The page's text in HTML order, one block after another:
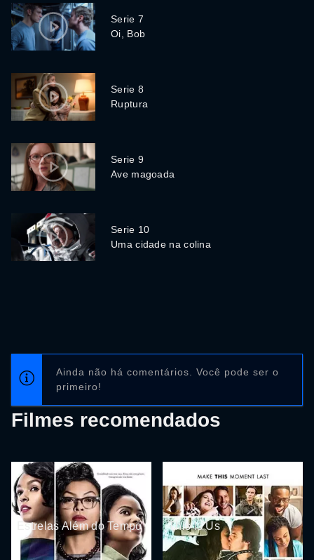
Serie 7
Oi, Bob
Serie 8
Ruptura
Serie 9
Ave magoada
Serie 10
Uma cidade na colina
Ainda não há comentários. Você pode ser o
primeiro!
Filmes recomendados
Estrelas Além do Tempo This Is Us